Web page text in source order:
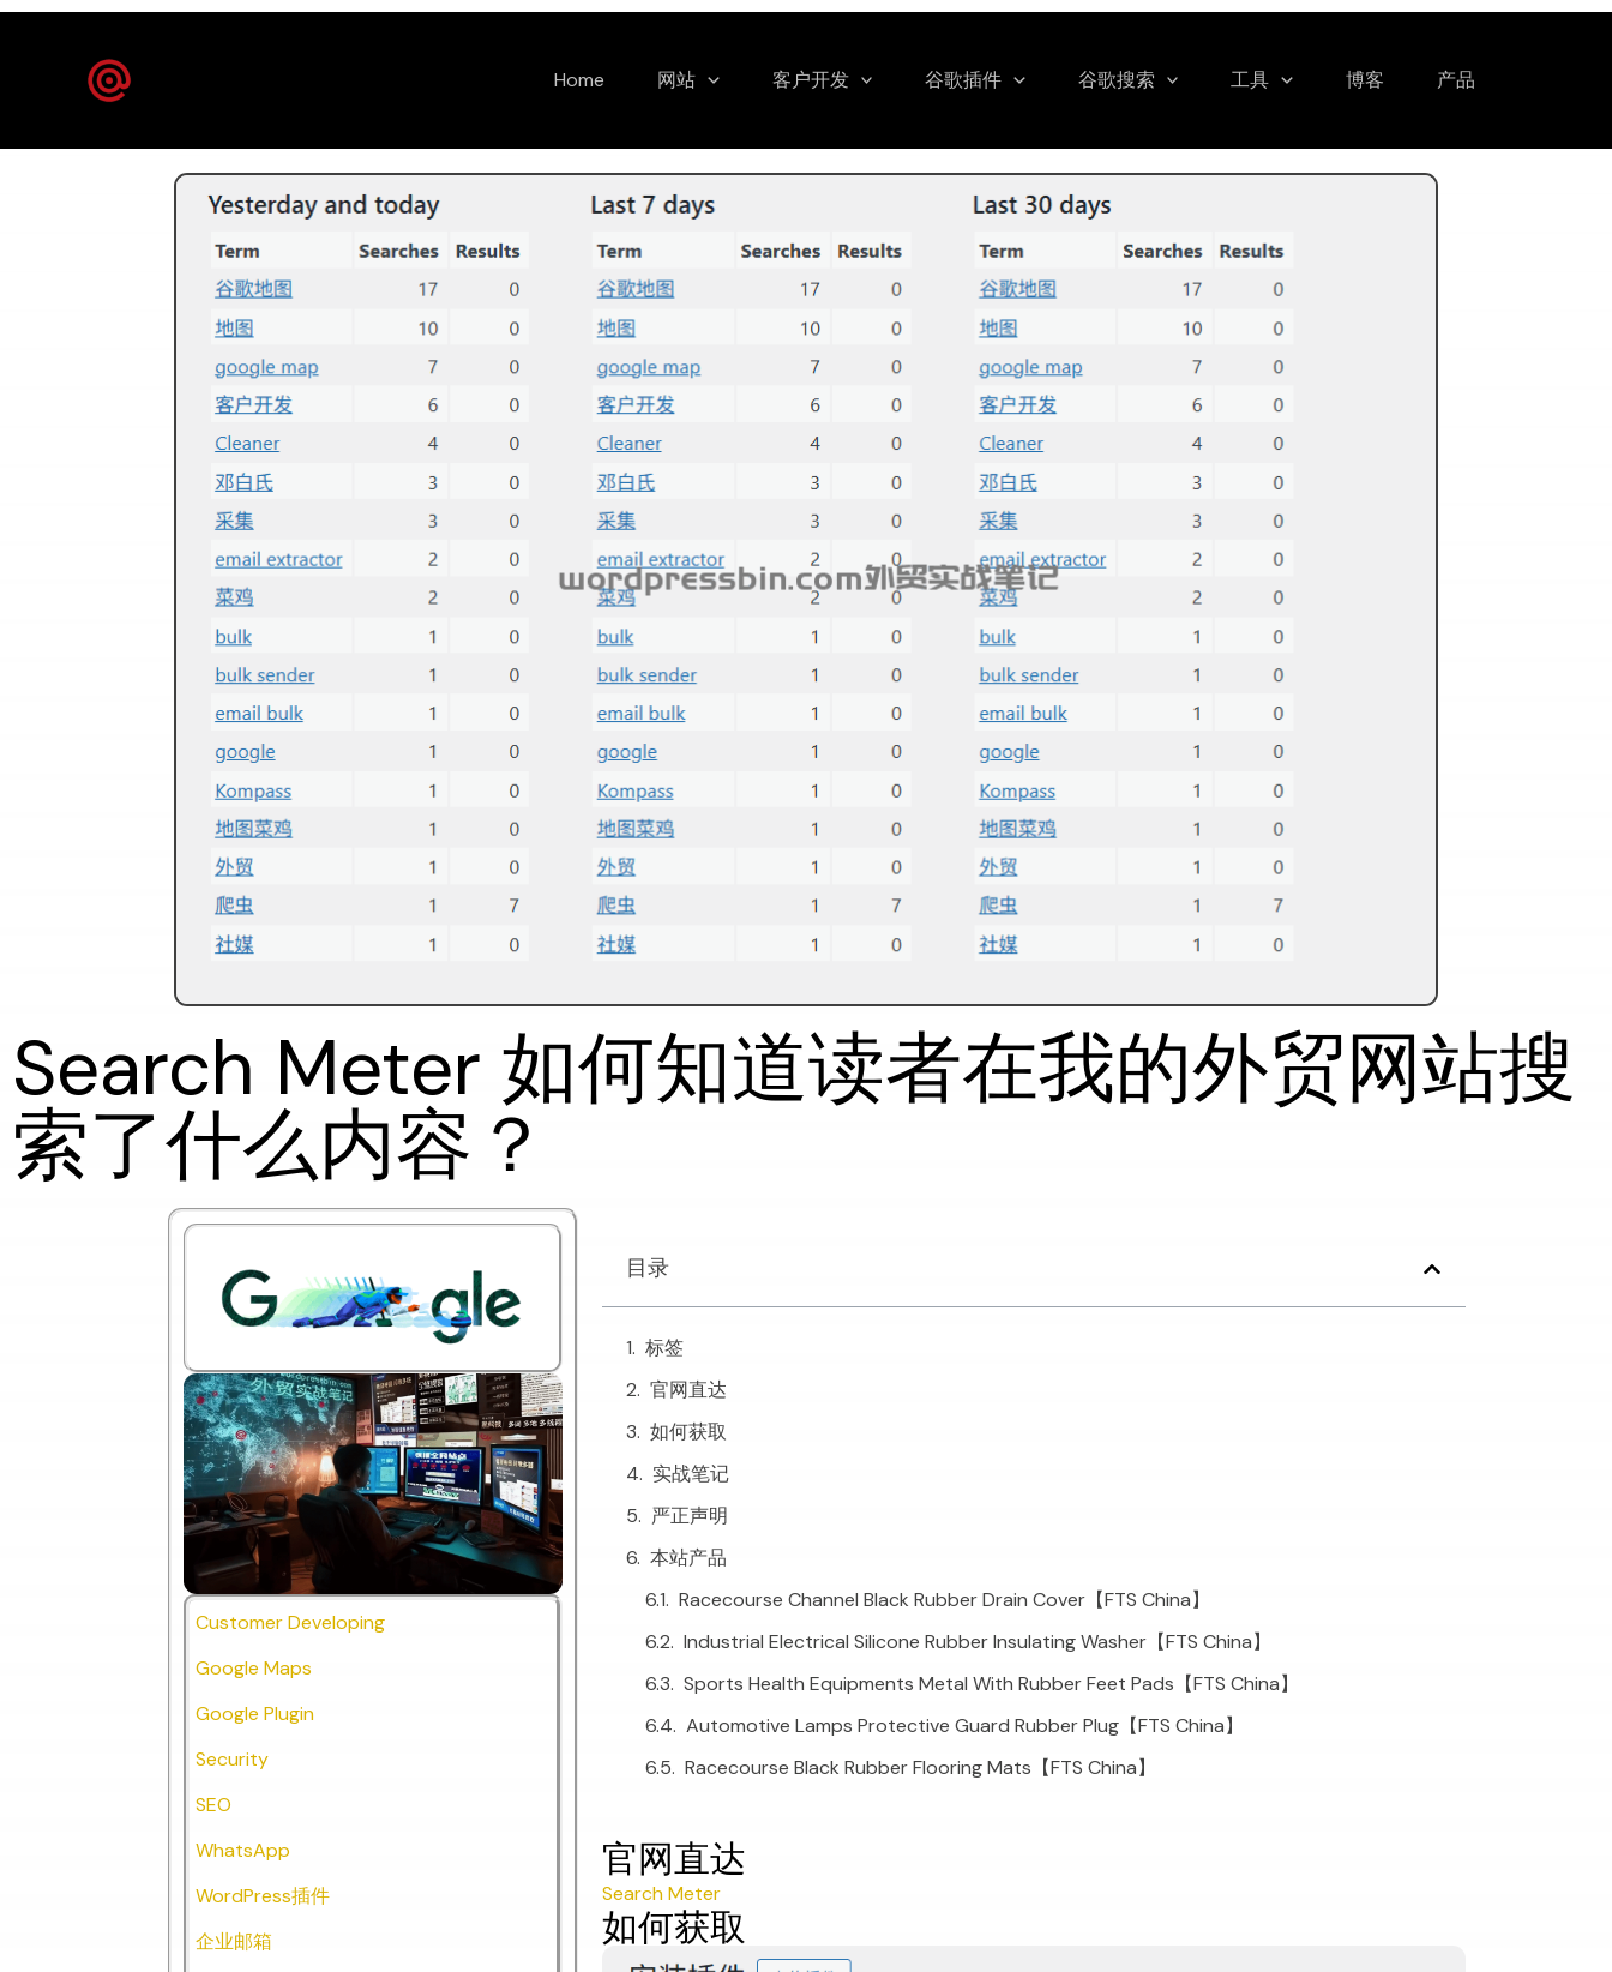
Home 网站 客户开发 谷歌插件 谷歌搜索 工具 博客 产品
Search Meter 如何知道读者在我的外贸网站搜
索了什么内容？
Customer Developing
Google Maps
Google Plugin
Security
SEO
WhatsApp
WordPress插件
企业邮箱
目录
标签
官网直达
如何获取
实战笔记
严正声明
本站产品
Racecourse Channel Black Rubber Drain Cover【FTS China】
Industrial Electrical Silicone Rubber Insulating Washer【FTS China】
Sports Health Equipments Metal With Rubber Feet Pads【FTS China】
Automotive Lamps Protective Guard Rubber Plug【FTS China】
Racecourse Black Rubber Flooring Mats【FTS China】
官网直达
Search Meter
如何获取